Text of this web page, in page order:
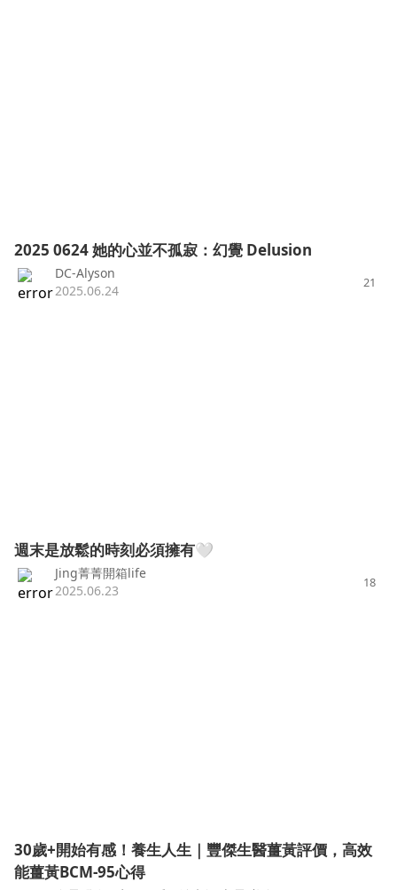
2025 0624 她的心並不孤寂：幻覺 Delusion
DC-Alyson
2025.06.24
21
週末是放鬆的時刻必須擁有🤍
Jing菁菁開箱life
2025.06.23
18
30歲+開始有感！養生人生｜豐傑生醫薑黃評價，高效
能薑黃BCM-95心得